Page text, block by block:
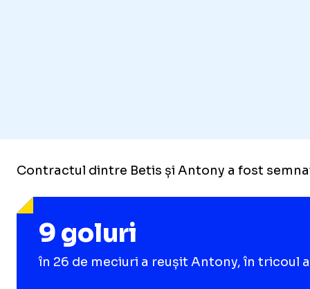
Contractul dintre Betis și Antony a fost
9 goluri
în 26 de meciuri a reușit Antony, în tricoul